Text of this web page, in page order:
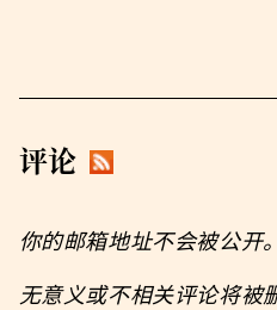
评论
你的邮箱地址不会被公开
无意义或不相关评论将被